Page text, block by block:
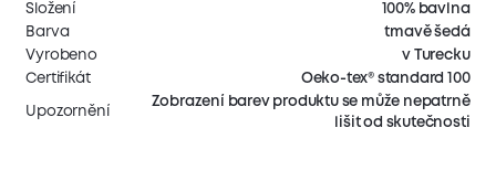
Složení
100% bavlna
Barva
tmavě šedá
Vyrobeno
v Turecku
Certifikát
Oeko-tex® standard 100
Upozornění
Zobrazení barev produktu se může nepatrně
lišit od skutečnosti